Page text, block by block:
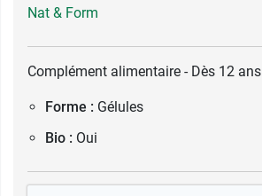
Nat & Form
Complément alimentaire - Dès 12 ans
Forme : Gélules
Bio : Oui